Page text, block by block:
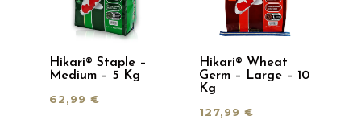
Hikari® Staple –
Medium – 5 Kg
62,99 €
Hikari® Wheat
Germ – Large – 10
Kg
127,99€